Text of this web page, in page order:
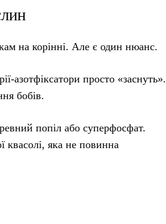
на корінні. Але є один нюанс.
азотфіксатори просто «заснуть».
бобів.
попіл або суперфосфат.
квасолі, яка не повинна